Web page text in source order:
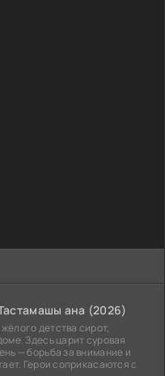
ана (2026)
детства сирот,
Здесь царит суровая
— борьба за внимание и
Герои соприкасаются с